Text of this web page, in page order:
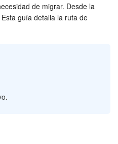
de migrar. Desde la
guía detalla la ruta de